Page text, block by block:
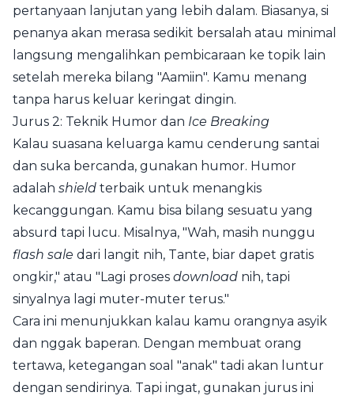
pertanyaan lanjutan yang lebih dalam. Biasanya, si
penanya akan merasa sedikit bersalah atau minimal
langsung mengalihkan pembicaraan ke topik lain
setelah mereka bilang "Aamiin". Kamu menang
tanpa harus keluar keringat dingin.
Jurus 2: Teknik Humor dan Ice Breaking
Kalau suasana keluarga kamu cenderung santai
dan suka bercanda, gunakan humor. Humor
adalah shield terbaik untuk menangkis
kecanggungan. Kamu bisa bilang sesuatu yang
absurd tapi lucu. Misalnya, "Wah, masih nunggu
flash sale dari langit nih, Tante, biar dapet gratis
ongkir," atau "Lagi proses download nih, tapi
sinyalnya lagi muter-muter terus."
Cara ini menunjukkan kalau kamu orangnya asyik
dan nggak baperan. Dengan membuat orang
tertawa, ketegangan soal "anak" tadi akan luntur
dengan sendirinya. Tapi ingat, gunakan jurus ini